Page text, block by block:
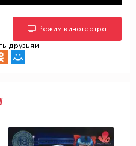
Режим кинотеатра
друзьям